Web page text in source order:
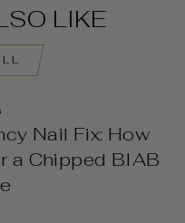
LIKE
Nail Fix: How
a Chipped BIAB